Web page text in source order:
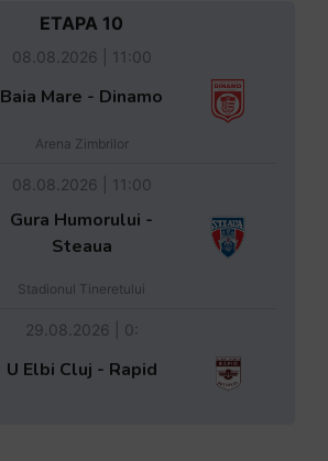
ETAPA 10
08.08.2026 | 11:00
Baia Mare - Dinamo
Arena Zimbrilor
08.08.2026 | 11:00
Gura Humorului -
Steaua
Stadionul Tineretului
29.08.2026 | 0:
U Elbi Cluj - Rapid